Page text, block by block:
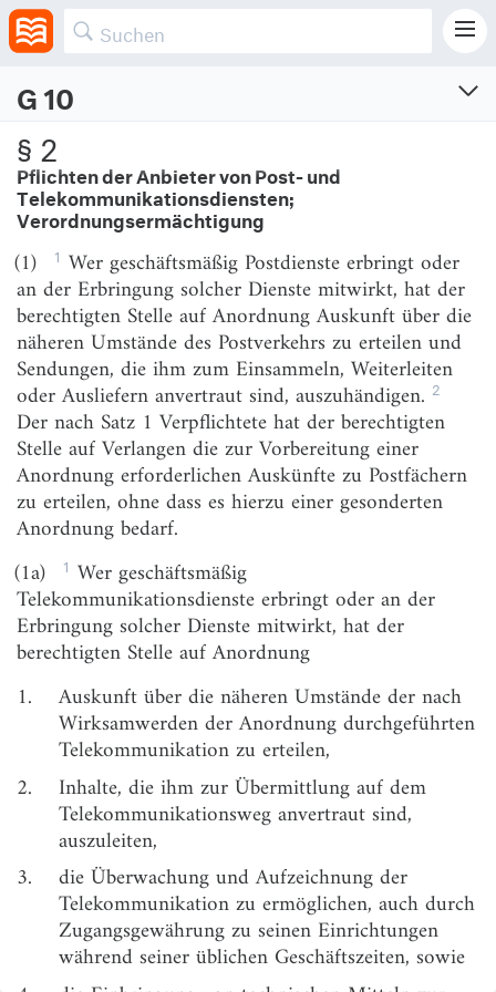
G 10
Gesetz zur Beschränkung des Brief-, Post- und Fernmeldegeheimnisses
Vom 26.6.2001 (BGBl. I S. 1254, 2298; 2017 S. 154)
Zuletzt geändert am 20.3.2026 (BGBl. I S. Nr. 95)
Abschnitt 1
Allgemeine Bestimmungen
§ 1
Gegenstand des Gesetzes
§ 2
Pflichten der Anbieter von Post- und
Telekommunikationsdiensten;
Verordnungsermächtigung
Abschnitt 2
Beschränkungen in Einzelfällen
§ 3
Voraussetzungen
§ 3a
Schutz des Kernbereichs privater Lebensgestaltung
§ 3b
Schutz zeugnisverweigerungsberechtigter Personen
§ 4
Prüf-, Kennzeichnungs- und Löschungspflichten,
Übermittlungen, Zweckbindung
Weiterverarbeitung von Verkehrsdaten durch den
Bundesnachrichtendienst
Abschnitt 3
Strategische Beschränkungen
Voraussetzungen
Schutz des Kernbereichs privater Lebensgestaltung
Kommission (G 10-Kommission).
§ 2
Pflichten der Anbieter von Post- und
Telekommunikationsdiensten;
Verordnungsermächtigung
(1) 1 Wer geschäftsmäßig Postdienste erbringt oder
an der Erbringung solcher Dienste mitwirkt, hat der
berechtigten Stelle auf Anordnung Auskunft über die
näheren Umstände des Postverkehrs zu erteilen und
Sendungen, die ihm zum Einsammeln, Weiterleiten
oder Ausliefern anvertraut sind, auszuhändigen. 2
Der nach Satz 1 Verpflichtete hat der berechtigten
Stelle auf Verlangen die zur Vorbereitung einer
Anordnung erforderlichen Auskünfte zu Postfächern
zu erteilen, ohne dass es hierzu einer gesonderten
Anordnung bedarf.
(1a)
1 Wer geschäftsmäßig
Telekommunikationsdienste erbringt oder an der
Erbringung solcher Dienste mitwirkt, hat der
berechtigten Stelle auf Anordnung
1.
Auskunft über die näheren Umstände der nach
Wirksamwerden der Anordnung durchgeführten
Telekommunikation zu erteilen,
2.
Inhalte, die ihm zur Übermittlung auf dem
Telekommunikationsweg anvertraut sind,
auszuleiten,
3.
die Überwachung und Aufzeichnung der
Telekommunikation zu ermöglichen, auch durch
Zugangsgewährung zu seinen Einrichtungen
während seiner üblichen Geschäftszeiten, sowie